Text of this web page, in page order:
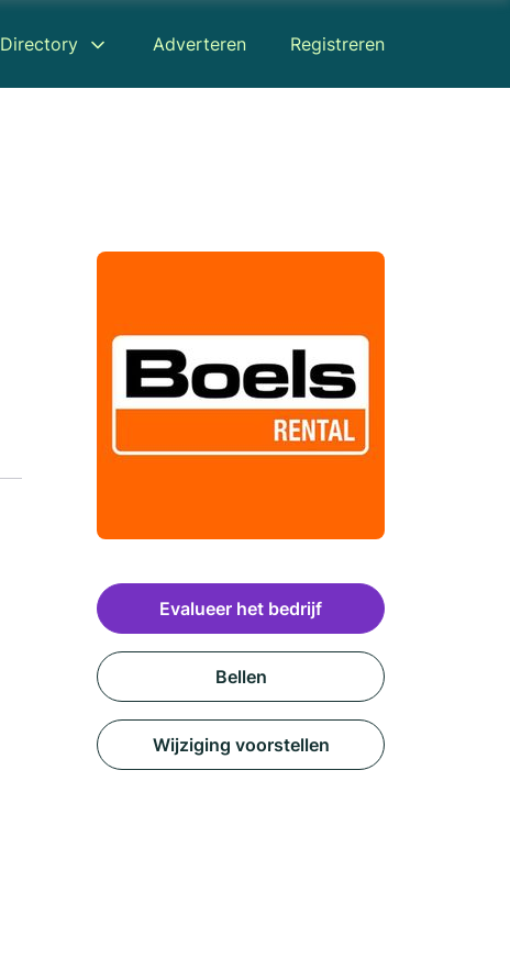
Directory Adverteren Registreren
Evalueer het bedrijf
Bellen
Wijziging voorstellen